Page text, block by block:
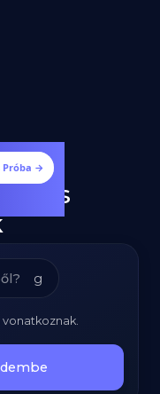
Próba →
és
g
vonatkoznak.